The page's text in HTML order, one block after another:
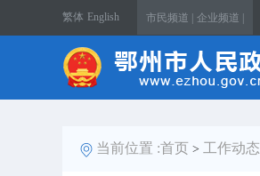
繁体 English 市民频道 | 企业频道 |
当前位置 :首页 > 工作动态